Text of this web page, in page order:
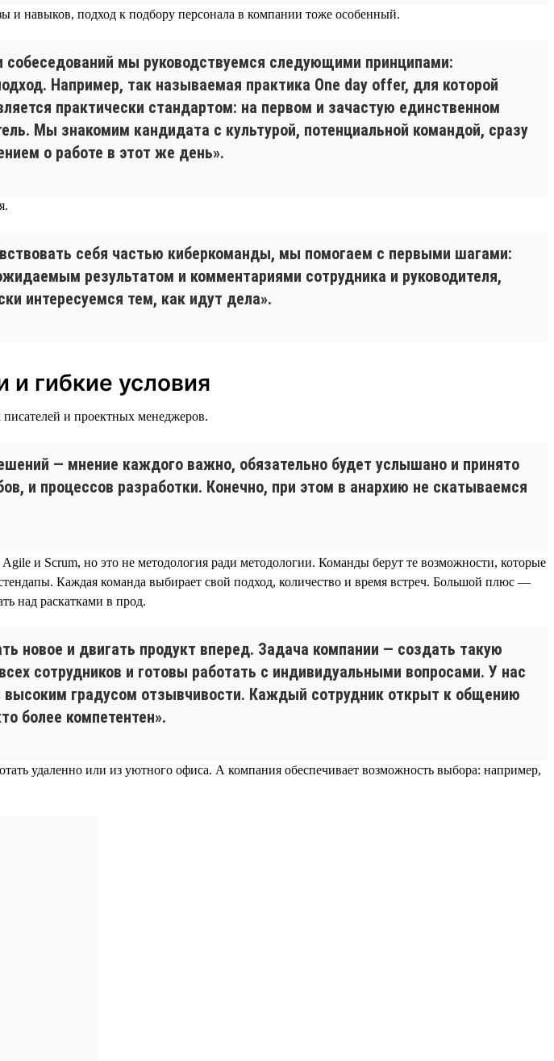
и навыков, подход к подбору персонала в компании тоже особенный.
мы руководствуемся следующими принципами:
Например, так называемая практика One day offer, для которой
практически стандартом: на первом и зачастую единственном
Мы знакомим кандидата с культурой, потенциальной командой, сразу
о работе в этот же день».
себя частью киберкоманды, мы помогаем с первыми шагами:
результатом и комментариями сотрудника и руководителя,
интересуемся тем, как идут дела».
гибкие условия
писателей и проектных менеджеров.
— мнение каждого важно, обязательно будет услышано и принято
и процессов разработки. Конечно, при этом в анархию не скатываемся
и Scrum, но это не методология ради методологии. Команды берут те возможности, которые
Каждая команда выбирает свой подход, количество и время встреч. Большой плюс —
над раскатками в прод.
новое и двигать продукт вперед. Задача компании — создать такую
сотрудников и готовы работать с индивидуальными вопросами. У нас
градусом отзывчивости. Каждый сотрудник открыт к общению
более компетентен».
удаленно или из уютного офиса. А компания обеспечивает возможность выбора: например,